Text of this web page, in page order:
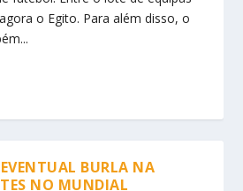
o Egito. Para além disso, o
BURLA NA
NO MUNDIAL